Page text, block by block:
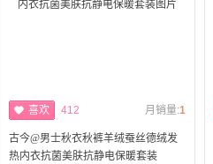
喜欢 412 月销量:1
古今@男士秋衣秋裤羊绒蚕丝德绒发
热内衣抗菌美肤抗静电保暖套装